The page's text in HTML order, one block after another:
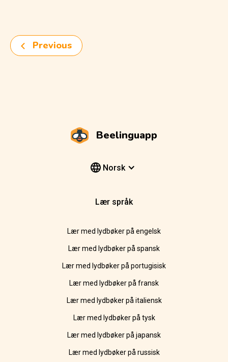
Previous
Beelinguapp
Norsk
Lær språk
Lær med lydbøker på engelsk
Lær med lydbøker på spansk
Lær med lydbøker på portugisisk
Lær med lydbøker på fransk
Lær med lydbøker på italiensk
Lær med lydbøker på tysk
Lær med lydbøker på japansk
Lær med lydbøker på russisk